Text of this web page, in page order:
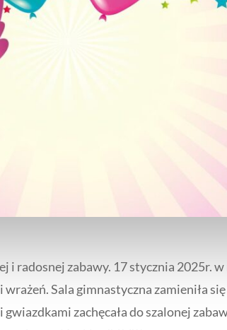
i radosnej zabawy. 17 stycznia 2025r.
Sala gimnastyczna zamieniła
zachęcała do szalonej